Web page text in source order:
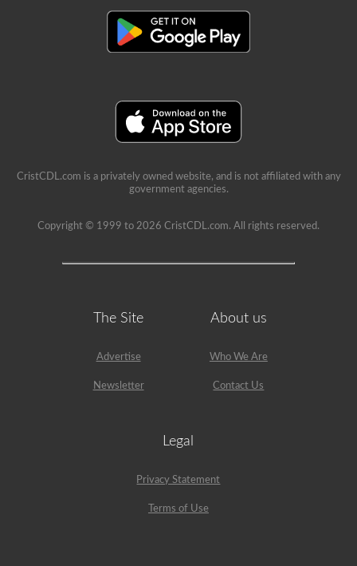
CristCDL.com is a privately owned website, and is not affiliated with any
government agencies.
Copyright © 1999 to 2026 CristCDL.com. All rights reserved.
The Site
Advertise
Newsletter
About us
Who We Are
Contact Us
Legal
Privacy Statement
Terms of Use